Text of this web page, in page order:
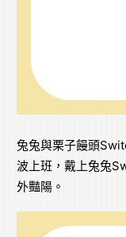
兔兔與栗子饅頭
波上班，戴上兔兔
外豔陽。